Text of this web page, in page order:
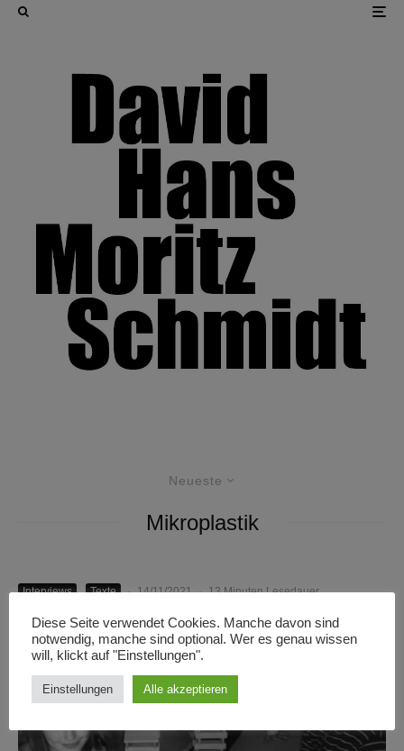
Neueste
Mikroplastik
Interviews Texte · 14/11/2021 · 13 Minuten Lesedauer
Eine Familie entplastifiziert sich
Diese Seite verwendet Cookies. Manche davon sind
notwendig, manche sind optional. Wer es genau wissen
will, klickt auf "Einstellungen".
Einstellungen Alle akzeptieren